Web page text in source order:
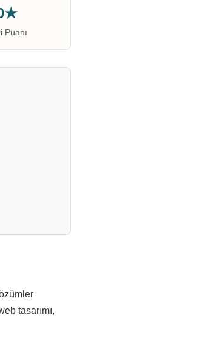
Puanı
tasarımı,